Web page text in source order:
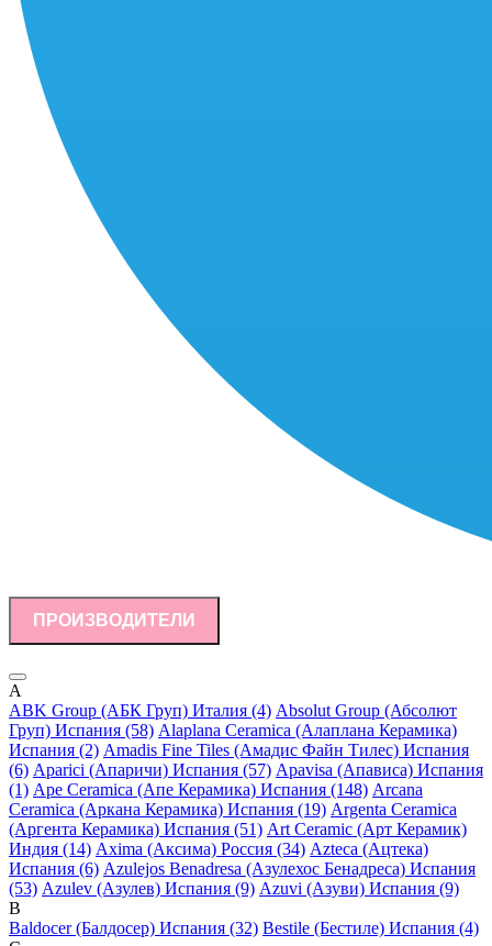
ПРОИЗВОДИТЕЛИ
A
ABK Group (АБК Груп) Италия (4) Absolut Group (Абсолют
Груп) Испания (58) Alaplana Ceramica (Алаплана Керамика)
Испания (2) Amadis Fine Tiles (Амадис Файн Тилес) Испания
(6) Aparici (Апаричи) Испания (57) Apavisa (Апависа) Испания
(1) Ape Ceramica (Апе Керамика) Испания (148) Arcana
Ceramica (Аркана Керамика) Испания (19) Argenta Ceramica
(Аргента Керамика) Испания (51) Art Ceramic (Арт Керамик)
Индия (14) Axima (Аксима) Россия (34) Azteca (Ацтека)
Испания (6) Azulejos Benadresa (Азулехос Бенадреса) Испания
(53) Azulev (Азулев) Испания (9) Azuvi (Азуви) Испания (9)
B
Baldocer (Балдосер) Испания (32) Bestile (Бестиле) Испания (4)